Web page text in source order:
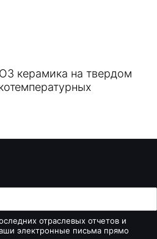
керамика на твердом
отраслевых отчетов и
электронные письма прямо